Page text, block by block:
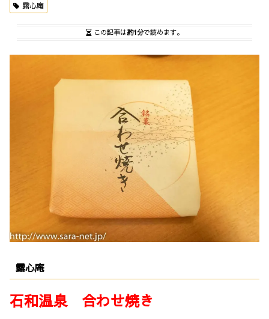
露心庵
この記事は約1分で読めます。
露心庵
石和温泉 合わせ焼き